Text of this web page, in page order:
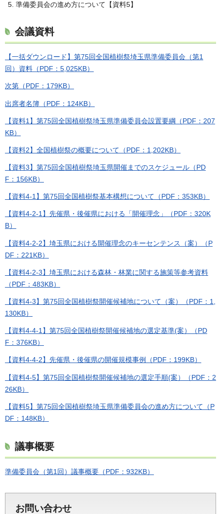
準備委員会の進め方について【資料5】
会議資料
【一括ダウンロード】第75回全国植樹祭埼玉県準備委員会（第1
回）資料（PDF：5,025KB）
次第（PDF：179KB）
出席者名簿（PDF：124KB）
【資料1】第75回全国植樹祭埼玉県準備委員会設置要綱（PDF：207
KB）
【資料2】全国植樹祭の概要について（PDF：1,202KB）
【資料3】第75回全国植樹祭埼玉県開催までのスケジュール（PD
F：156KB）
【資料4-1】第75回全国植樹祭基本構想について（PDF：353KB）
【資料4-2-1】先催県・後催県における「開催理念」（PDF：320K
B）
【資料4-2-2】埼玉県における開催理念のキーセンテンス（案）（P
DF：221KB）
【資料4-2-3】埼玉県における森林・林業に関する施策等参考資料
（PDF：483KB）
【資料4-3】第75回全国植樹祭開催候補地について（案）（PDF：1,
130KB）
【資料4-4-1】第75回全国植樹祭開催候補地の選定基準(案）（PD
F：376KB）
【資料4-4-2】先催県・後催県の開催規模事例（PDF：199KB）
【資料4-5】第75回全国植樹祭開催候補地の選定手順(案）（PDF：2
26KB）
【資料5】第75回全国植樹祭埼玉県準備委員会の進め方について（P
DF：148KB）
議事概要
準備委員会（第1回）議事概要（PDF：932KB）
お問い合わせ